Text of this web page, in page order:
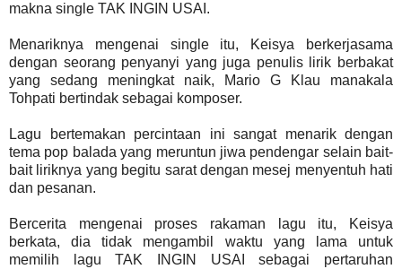
makna single TAK INGIN USAI.
Menariknya mengenai single itu, Keisya berkerjasama
dengan seorang penyanyi yang juga penulis lirik berbakat
yang sedang meningkat naik, Mario G Klau manakala
Tohpati bertindak sebagai komposer.
Lagu bertemakan percintaan ini sangat menarik dengan
tema pop balada yang meruntun jiwa pendengar selain bait-
bait liriknya yang begitu sarat dengan mesej menyentuh hati
dan pesanan.
Bercerita mengenai proses rakaman lagu itu, Keisya
berkata, dia tidak mengambil waktu yang lama untuk
memilih lagu TAK INGIN USAI sebagai pertaruhan